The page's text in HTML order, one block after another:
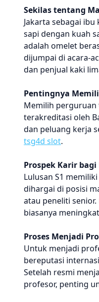
Sekilas tentang
Jakarta sebagai
sapi dengan kuah
adalah omelet
dijumpai di acara-
dan penjual kaki
Pentingnya
Memilih perguruan
terakreditasi oleh
dan peluang kerja
tsg4d slot.
Prospek Karir bagi
Lulusan S1
dihargai di posisi
atau peneliti
biasanya
Proses Menjadi
Untuk menjadi
bereputasi
Setelah resmi
profesor, penting